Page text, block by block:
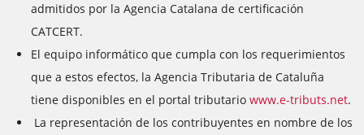
admitidos por la Agencia Catalana de certificación
CATCERT.
El equipo informático que cumpla con los requerimientos
que a estos efectos, la Agencia Tributaria de Cataluña
tiene disponibles en el portal tributario www.e-tributs.net.
La representación de los contribuyentes en nombre de los